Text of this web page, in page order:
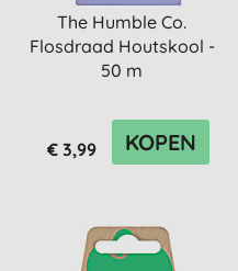
The Humble Co.
Flosdraad Houtskool -
50 m
€ 3,99 KOPEN